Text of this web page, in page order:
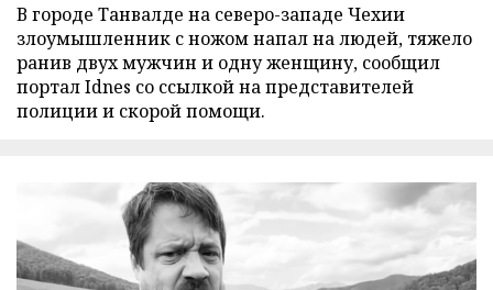
В городе Танвалде на северо-западе Чехии
злоумышленник с ножом напал на людей, тяжело
ранив двух мужчин и одну женщину, сообщил
портал Idnes со ссылкой на представителей
полиции и скорой помощи.